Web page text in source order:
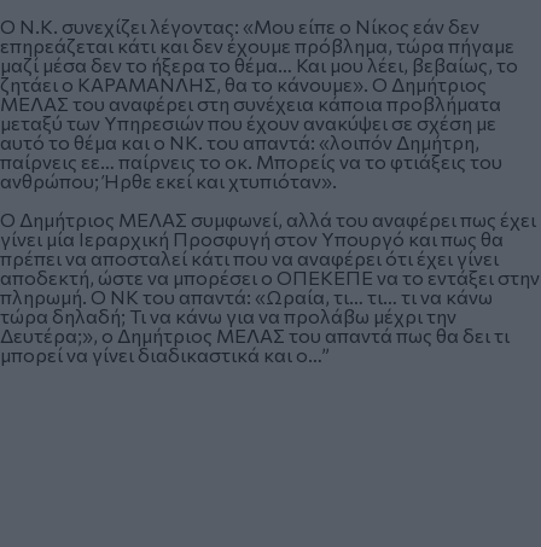
Ο Ν.Κ. συνεχίζει λέγοντας: «Μου είπε ο Νίκος εάν δεν
επηρεάζεται κάτι και δεν έχουμε πρόβλημα, τώρα πήγαμε
μαζί μέσα δεν το ήξερα το θέμα… Και μου λέει, βεβαίως, το
ζητάει ο ΚΑΡΑΜΑΝΛΗΣ, θα το κάνουμε». Ο Δημήτριος
ΜΕΛΑΣ του αναφέρει στη συνέχεια κάποια προβλήματα
μεταξύ των Υπηρεσιών που έχουν ανακύψει σε σχέση με
αυτό το θέμα και ο ΝΚ. του απαντά: «λοιπόν Δημήτρη,
παίρνεις εε… παίρνεις το οκ. Μπορείς να το φτιάξεις του
ανθρώπου; Ήρθε εκεί και χτυπιόταν».
Ο Δημήτριος ΜΕΛΑΣ συμφωνεί, αλλά του αναφέρει πως έχει
γίνει μία Ιεραρχική Προσφυγή στον Υπουργό και πως θα
πρέπει να αποσταλεί κάτι που να αναφέρει ότι έχει γίνει
αποδεκτή, ώστε να μπορέσει ο ΟΠΕΚΕΠΕ να το εντάξει στην
πληρωμή. Ο ΝΚ του απαντά: «Ωραία, τι… τι… τι να κάνω
τώρα δηλαδή; Τι να κάνω για να προλάβω μέχρι την
Δευτέρα;», ο Δημήτριος ΜΕΛΑΣ του απαντά πως θα δει τι
μπορεί να γίνει διαδικαστικά και ο…”